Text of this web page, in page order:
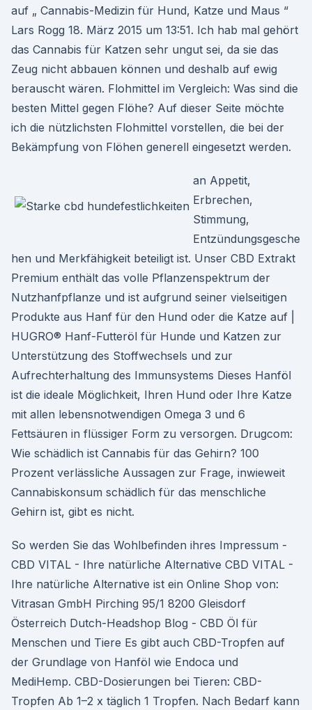
auf „ Cannabis-Medizin für Hund, Katze und Maus “
Lars Rogg 18. März 2015 um 13:51. Ich hab mal gehört
das Cannabis für Katzen sehr ungut sei, da sie das
Zeug nicht abbauen können und deshalb auf ewig
berauscht wären. Flohmittel im Vergleich: Was sind die
besten Mittel gegen Flöhe? Auf dieser Seite möchte
ich die nützlichsten Flohmittel vorstellen, die bei der
Bekämpfung von Flöhen generell eingesetzt werden.
an Appetit,
Erbrechen,
Stimmung,
Entzündungsgesche
hen und Merkfähigkeit beteiligt ist. Unser CBD Extrakt
Premium enthält das volle Pflanzenspektrum der
Nutzhanfpflanze und ist aufgrund seiner vielseitigen
Produkte aus Hanf für den Hund oder die Katze auf |
HUGRO® Hanf-Futteröl für Hunde und Katzen zur
Unterstützung des Stoffwechsels und zur
Aufrechterhaltung des Immunsystems Dieses Hanföl
ist die ideale Möglichkeit, Ihren Hund oder Ihre Katze
mit allen lebensnotwendigen Omega 3 und 6
Fettsäuren in flüssiger Form zu versorgen. Drugcom:
Wie schädlich ist Cannabis für das Gehirn? 100
Prozent verlässliche Aussagen zur Frage, inwieweit
Cannabiskonsum schädlich für das menschliche
Gehirn ist, gibt es nicht.
So werden Sie das Wohlbefinden ihres Impressum -
CBD VITAL - Ihre natürliche Alternative CBD VITAL -
Ihre natürliche Alternative ist ein Online Shop von:
Vitrasan GmbH Pirching 95/1 8200 Gleisdorf
Österreich Dutch-Headshop Blog - CBD Öl für
Menschen und Tiere Es gibt auch CBD-Tropfen auf
der Grundlage von Hanföl wie Endoca und
MediHemp. CBD-Dosierungen bei Tieren: CBD-
Tropfen Ab 1–2 x täglich 1 Tropfen. Nach Bedarf kann